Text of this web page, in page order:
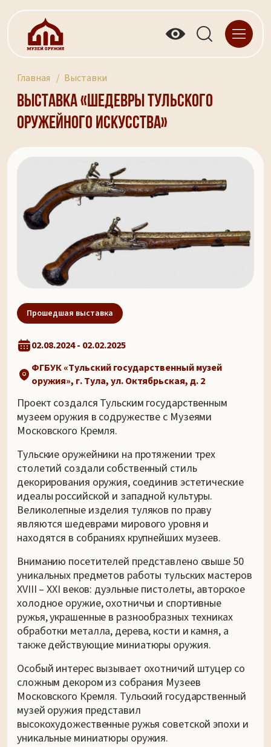
Главная Выставки
Выставка «Шедевры тульского
оружейного искусства»
Прошедшая выставка
02.08.2024 - 02.02.2025
ФГБУК «Тульский государственный музей
оружия», г. Тула, ул. Октябрьская, д. 2
Проект создался Тульским государственным
музеем оружия в содружестве с Музеями
Московского Кремля.
Тульские оружейники на протяжении трех
столетий создали собственный стиль
декорирования оружия, соединив эстетические
идеалы российской и западной культуры.
Великолепные изделия туляков по праву
являются шедеврами мирового уровня и
находятся в собраниях крупнейших музеев.
Вниманию посетителей представлено свыше 50
уникальных предметов работы тульских мастеров
XVIII – XXI веков: дуэльные пистолеты, авторское
холодное оружие, охотничьи и спортивные
ружья, украшенные в разнообразных техниках
обработки металла, дерева, кости и камня, а
также действующие миниатюры оружия.
Особый интерес вызывает охотничий штуцер со
сложным декором из собрания Музеев
Московского Кремля. Тульский государственный
музей оружия представил
высокохудожественные ружья советской эпохи и
уникальные миниатюры оружия.